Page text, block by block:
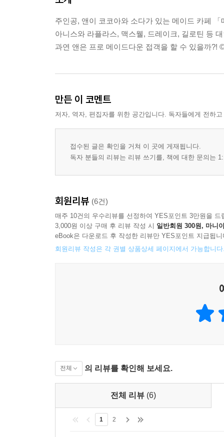
주인공, 앤이 코코아와 소다가 있는 메이드 카페
아니스와 라플라스, 맥스웰, 드레이크, 길로틴 등
과연 앤은 프로 메이드다운 접객을 할 수 있을까
만든 이 코멘트
저자, 역자, 편집자를 위한 공간입니다. 독자들에게 전하
접수된 글은 확인을 거쳐 이 곳에 게재됩니다.
독자 분들의 리뷰는 리뷰 쓰기를, 책에 대한 문의는
회원리뷰 (6건)
매주 10건의 우수리뷰를 선정하여 YES포인트 3만원을 드
3,000원 이상 구매 후 리뷰 작성 시 일반회원 300원, 마니
eBook은 다운로드 후 작성한 리뷰만 YES포인트 지급됩니
회원리뷰 작성은 각 권별 상품상세 페이지에서 가능합니
전체 의 리뷰를 확인해 보세요.
전체 리뷰 (6)
1 2